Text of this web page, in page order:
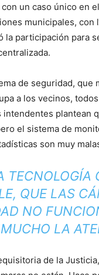
un caso único en
municipales, con
la participación para
de seguridad, que
a los vecinos,
intendentes plantean
el sistema de
son muy
TECNOLOGÍA
QUE LAS
NO
LA
de la